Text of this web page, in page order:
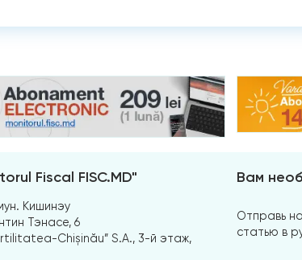
Fiscal FISC.MD"
Кишинэу
Тэнасе, 6
Chișinău” S.A., 3-й этаж,
Вам
Отправь
статью в